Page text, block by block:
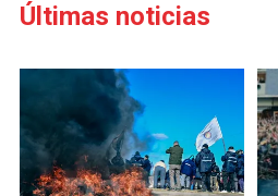
Últimas noticias